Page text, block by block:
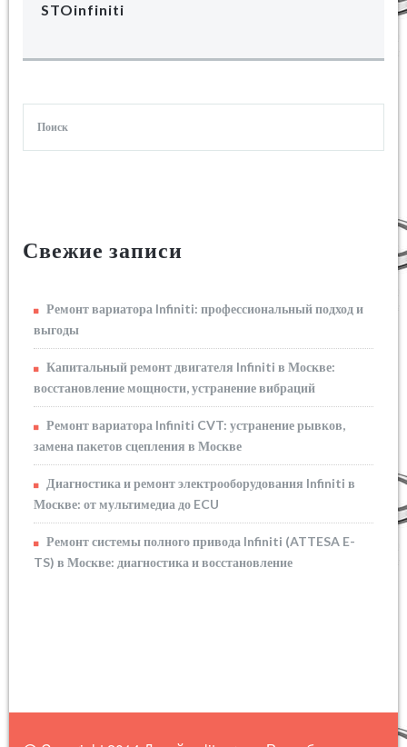
STOinfiniti
Свежие записи
Ремонт вариатора Infiniti: профессиональный подход и
выгоды
Капитальный ремонт двигателя Infiniti в Москве:
восстановление мощности, устранение вибраций
Ремонт вариатора Infiniti CVT: устранение рывков,
замена пакетов сцепления в Москве
Диагностика и ремонт электрооборудования Infiniti в
Москве: от мультимедиа до ECU
Ремонт системы полного привода Infiniti (ATTESA E-
TS) в Москве: диагностика и восстановление